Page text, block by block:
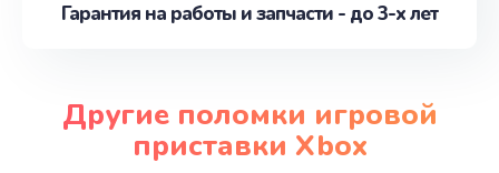
Гарантия на работы и запчасти - до 3-х лет
Другие поломки игровой
приставки Xbox